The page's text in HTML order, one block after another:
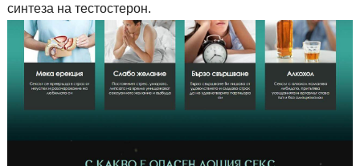
синтеза на тестостерон.